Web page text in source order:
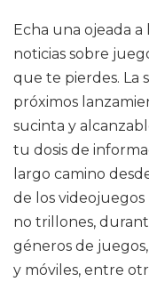
Echa una ojeada
noticias sobre
que te pierdes. La
próximos
sucinta y
tu dosis de
largo camino
de los videojuegos
no trillones,
géneros de
y móviles, entre